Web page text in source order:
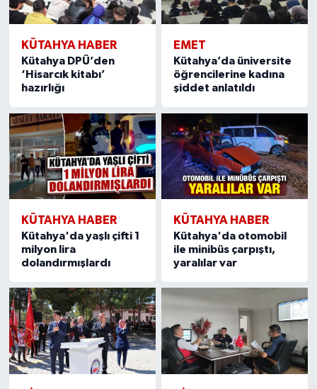
KÜTAHYA HABER
Kütahya DPÜ’den
‘Hisarcık kitabı’
hazırlığı
EMET
Kütahya’da üniversite
öğrencilerine kadına
şiddet anlatıldı
KÜTAHYA HABER
Kütahya'da yaşlı çifti 1
milyon lira
dolandırmışlardı
KÜTAHYA HABER
Kütahya'da otomobil
ile minibüs çarpıştı,
yaralılar var